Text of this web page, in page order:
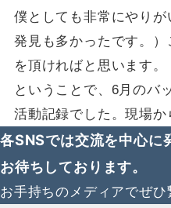
僕としても非常にやり
発見も多かったです。
を頂ければと思います。
ということで、6月のバ
活動記録でした。現場か
各SNSでは交流を中心に
お待ちしております。
お手持ちのメディアでぜひ